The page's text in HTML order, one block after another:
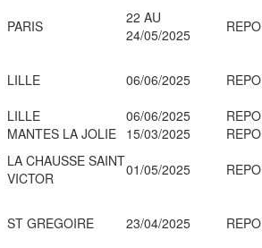
PARIS
22 AU
24/05/2025
LILLE 06/06/2025
LILLE 06/06/2025
MANTES LA JOLIE 15/03/2025
LA CHAUSSE SAINT
VICTOR
01/05/2025
ST GREGOIRE 23/04/2025